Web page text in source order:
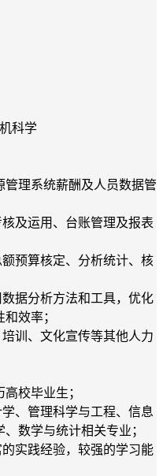
科学
管理系统薪酬及人员数据管
及运用、台账管理及报表
预算核定、分析统计、核
据分析方法和工具，优化
效率；
训、文化宣传等其他人力
校毕业生；
、管理科学与工程、信息
数学与统计相关专业；
实践经验，较强的学习能